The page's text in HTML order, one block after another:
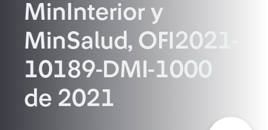
BuscarMinInterior y
MinSalud, OFI2021-
10189-DMI-1000
de 2021